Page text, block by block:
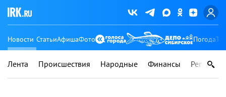
Новости СтатьиАфишаФото Погода
Лента Происшествия Народные Финансы Регионы